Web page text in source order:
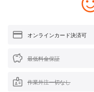
オンラインカード決済可
最低料金保証
作業外注一切なし